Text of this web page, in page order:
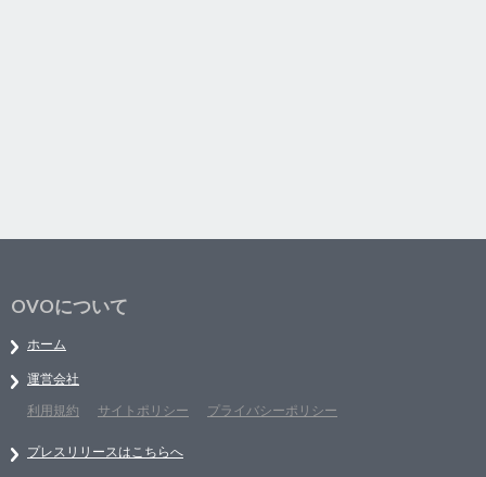
OVOについて
ホーム
運営会社
利用規約
サイトポリシー プライバシーポリシー
プレスリリースはこちらへ